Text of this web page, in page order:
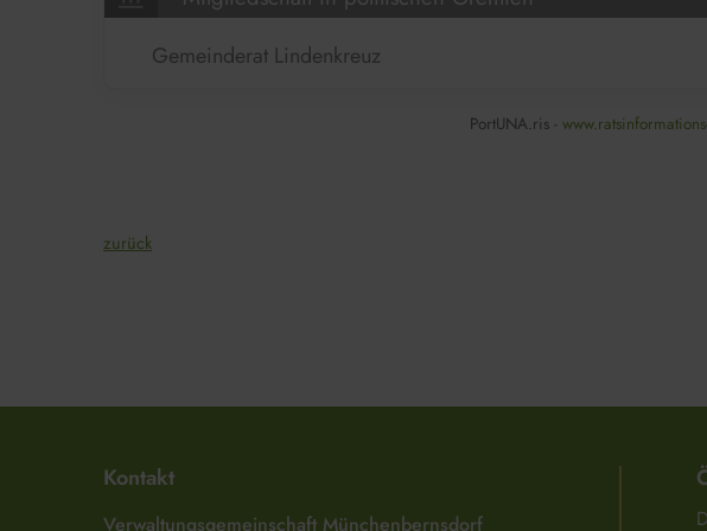
Gemeinderat Lindenkreuz
PortUNA.ris -
zurück
Kontakt
Verwaltungsgemeinschaft Münchenbernsdorf